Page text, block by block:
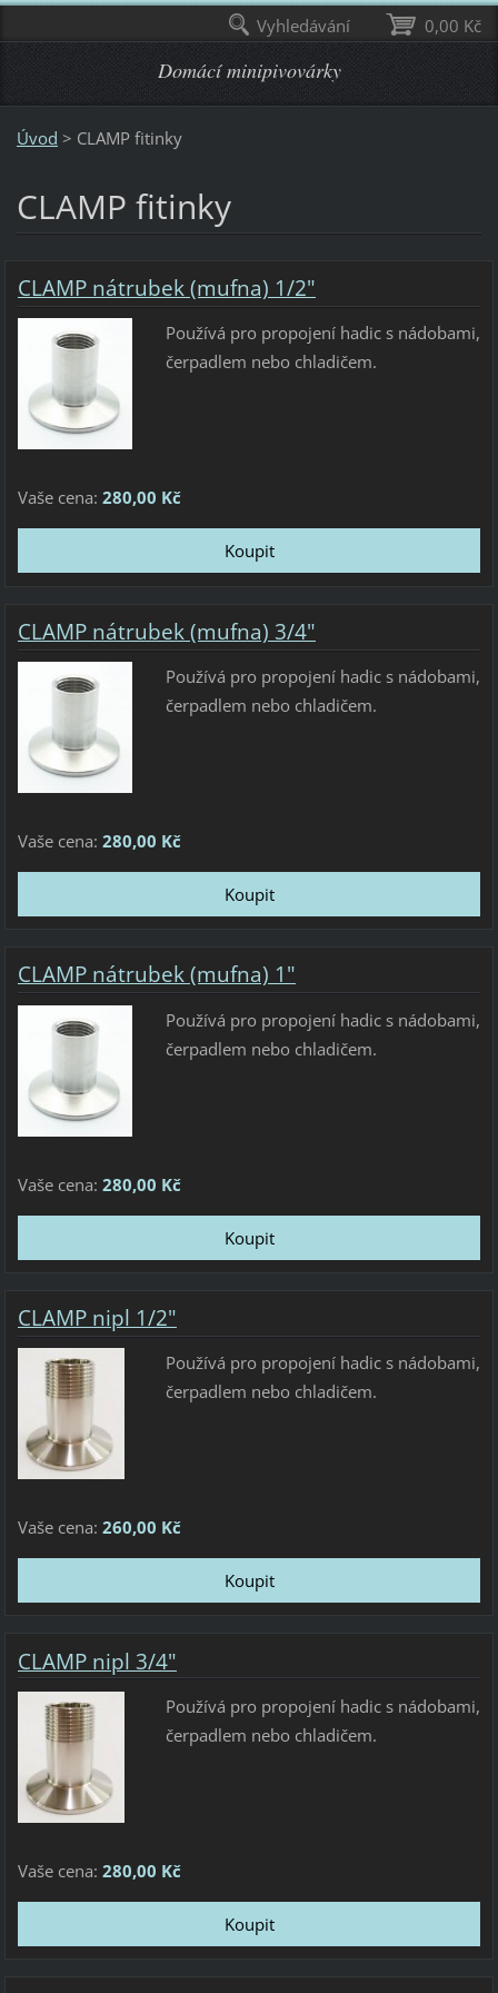
Domácí minipivovárky
Úvod > CLAMP fitinky
CLAMP fitinky
CLAMP nátrubek (mufna) 1/2"
Používá pro propojení hadic s nádobami,
čerpadlem nebo chladičem.
Vaše cena: 280,00 Kč
CLAMP nátrubek (mufna) 3/4"
Používá pro propojení hadic s nádobami,
čerpadlem nebo chladičem.
Vaše cena: 280,00 Kč
CLAMP nátrubek (mufna) 1"
Používá pro propojení hadic s nádobami,
čerpadlem nebo chladičem.
Vaše cena: 280,00 Kč
CLAMP nipl 1/2"
Používá pro propojení hadic s nádobami,
čerpadlem nebo chladičem.
Vaše cena: 260,00 Kč
CLAMP nipl 3/4"
Používá pro propojení hadic s nádobami,
čerpadlem nebo chladičem.
Vaše cena: 280,00 Kč
0,00 Kč
Vyhledávání